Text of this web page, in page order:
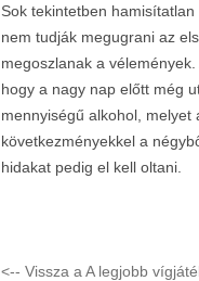
Sok tekintetben
nem tudják megugrani az
megoszlanak a
hogy a nagy nap előtt még
mennyiségű alkohol, melyet
következményekkel a
hidakat pedig el kell oltani.
<-- Vissza a A legjobb